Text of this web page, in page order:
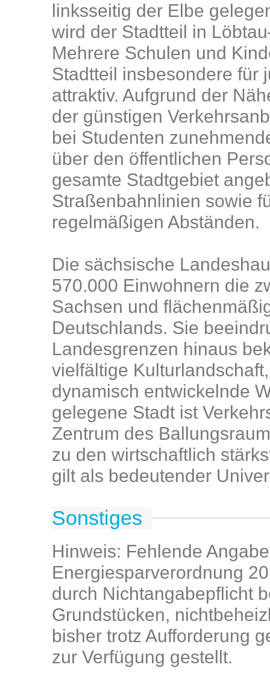
linksseitig der Elbe
wird der Stadtteil in
Mehrere Schulen und
Stadtteil insbesondere für
attraktiv. Aufgrund der
der günstigen
bei Studenten
über den öffentlichen
gesamte Stadtgebiet
Straßenbahnlinien sowie
regelmäßigen Abständen.
Die sächsische
570.000 Einwohnern die
Sachsen und
Deutschlands. Sie
Landesgrenzen hinaus
vielfältige
dynamisch entwickelnde
gelegene Stadt ist
Zentrum des
zu den wirtschaftlich
gilt als bedeutender
Sonstiges
Hinweis: Fehlende
Energiesparverordnung
durch Nichtangabepflicht
Grundstücken,
bisher trotz Aufforderung
zur Verfügung gestellt.